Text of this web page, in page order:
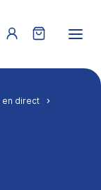
en direct